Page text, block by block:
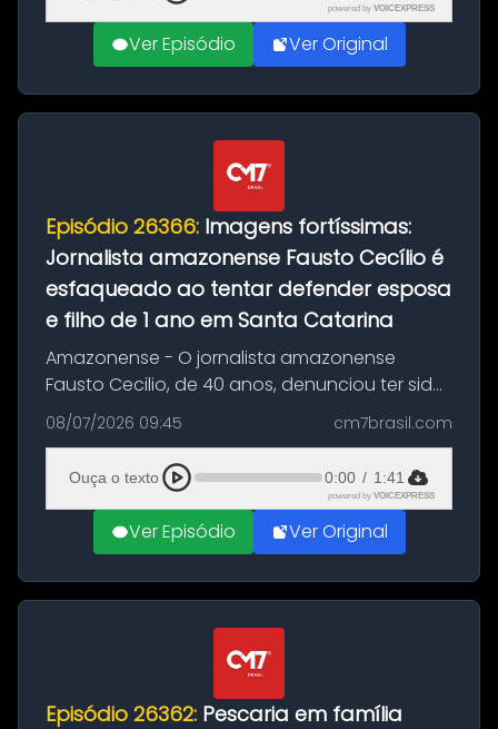
powered by VOICEXPRESS
Ver Episódio Ver Original
Episódio 26366: Imagens fortíssimas:
Jornalista amazonense Fausto Cecílio é
esfaqueado ao tentar defender esposa
e filho de 1 ano em Santa Catarina
Amazonense - O jornalista amazonense
Fausto Cecilio, de 40 anos, denunciou ter sido
vítima de um ataque com faca cometido por
um vizinho na tarde desta terça-feira, 7, na
cidade de Jaraguá do Sul, San...
08/07/2026 09:45 cm7brasil.com
Ouça o texto 0:00 / 1:41
powered by VOICEXPRESS
Ver Episódio Ver Original
Episódio 26362: Pescaria em família